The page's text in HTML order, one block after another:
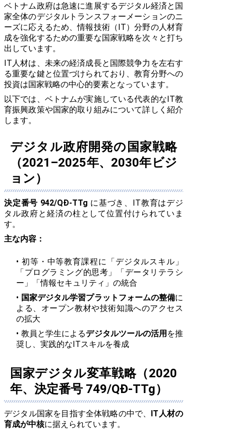
ベトナム政府は急速に進展するデジタル経済と国
家全体のデジタルトランスフォーメーションのニ
ーズに応えるため、情報技術（IT）分野の人材育
成を強化するための重要な国家戦略を次々と打ち
出しています。
IT人材は、未来の経済成長と国際競争力を左右す
る重要な鍵と位置づけられており、教育分野への
投資は国家戦略の中心的要素となっています。
以下では、ベトナムが実施している代表的なIT教
育振興政策や国家的取り組みについて詳しく紹介
します。
デジタル政府開発の国家戦略
（2021–2025年、2030年ビジ
ョン）
決定番号 942/QĐ-TTg に基づき、IT教育はデジ
タル政府と経済の柱として位置付けられていま
す。
主な内容：
初等・中等教育課程に「デジタルスキル」
「プログラミング的思考」「データリテラシ
ー」「情報セキュリティ」の統合
国家デジタル学習プラットフォームの整備に
よる、オープン教材や技術知識へのアクセス
の拡大
教員と学生によるデジタルツールの活用 を推
奨し、実践的なITスキルを養成
国家デジタル変革戦略（2020
年、決定番号 749/QĐ-TTg）
デジタル国家を目指す全体戦略の中で、
IT人材の
育成が中核に据えられています。